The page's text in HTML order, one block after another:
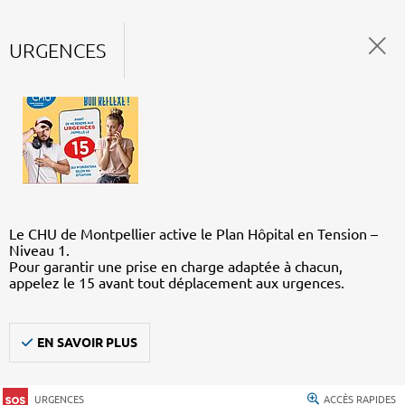
URGENCES
Le CHU de Montpellier active le Plan Hôpital en Tension –
Niveau 1.
Pour garantir une prise en charge adaptée à chacun,
appelez le 15 avant tout déplacement aux urgences.
EN SAVOIR PLUS
URGENCES ACCÈS RAPIDES